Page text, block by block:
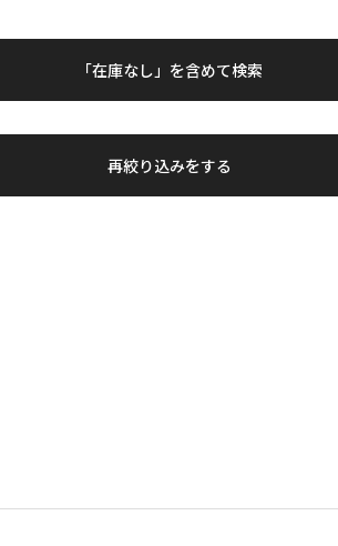
「在庫なし」を含めて検索
再絞り込みをする